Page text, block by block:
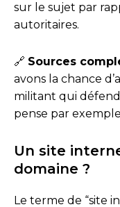
sur le sujet par
autoritaires.
🔗 Sources
avons la chance
militant qui défend
pense par
Un site
domaine ?
Le terme de “site